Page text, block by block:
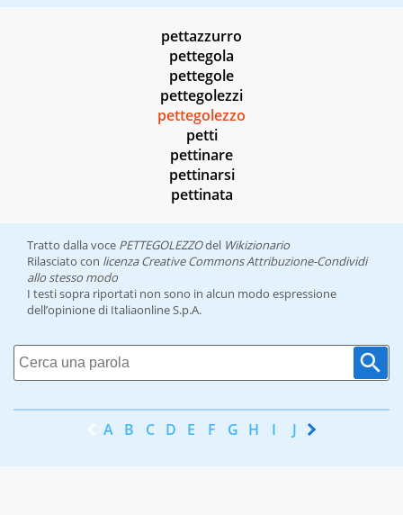
pettazzurro
pettegola
pettegole
pettegolezzi
pettegolezzo
petti
pettinare
pettinarsi
pettinata
Tratto dalla voce PETTEGOLEZZOdel Wikizionario
Rilasciato con licenza Creative Commons Attribuzione-Condividi
allo stesso modo
I testi sopra riportati non sono in alcun modo espressione
dell’opinione di Italiaonline S.p.A.
A B C D E F G H I J K